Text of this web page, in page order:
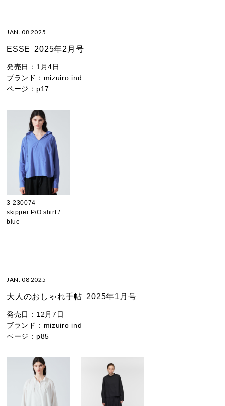
JAN. 08 2025
ESSE 2025年2月号
発売日： 1月4日
ブランド： mizuiro ind
ページ： p17
3-230074
skipper P/O shirt /
blue
JAN. 08 2025
大人のおしゃれ手帖 2025年1月号
発売日： 12月7日
ブランド： mizuiro ind
ページ： p85